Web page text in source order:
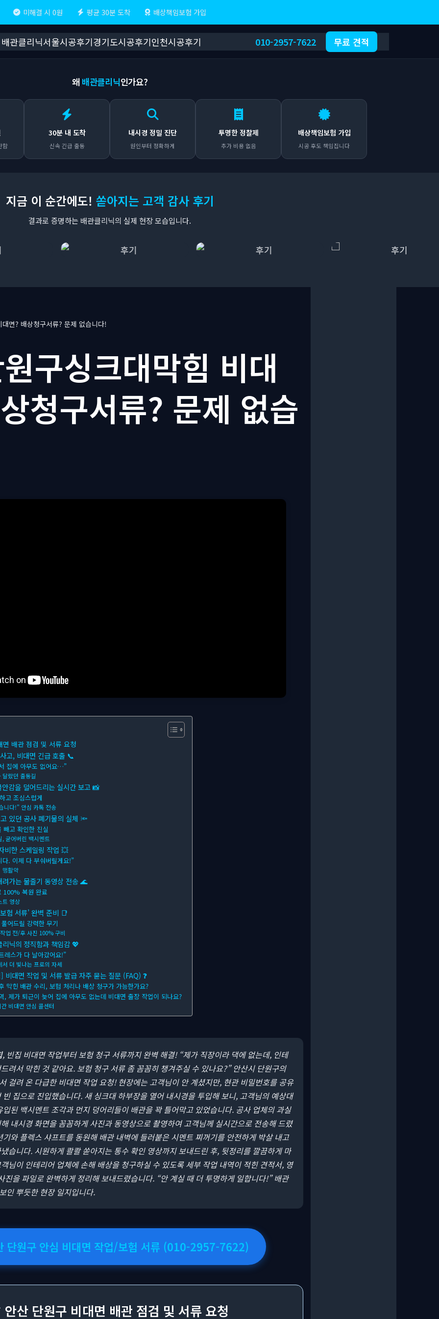
미해결 시 0원 평균 30분 도착 배상책임보험 가입
배관클리닉서울시공후기경기도시공후기인천시공후기 010-2957-7622 무료 견적
왜 배관클리닉인가요?
함
30분 내 도착
신속 긴급 출동
내시경 정밀 진단
원인부터 정확하게
투명한 정찰제
추가 비용 없음
배상책임보험 가입
시공 후도 책임집니다
지금 이 순간에도! 쏟아지는 고객 감사 후기
결과로 증명하는 배관클리닉의 실제 현장 모습입니다.
면? 배상청구서류? 문제 없습니다!
구싱크대막힘 비대
청구서류? 문제 없습
배관 점검 및 서류 요청
고, 비대면 긴급 호출 📞
집에 아무도 없어요…”
랐던 출동길
감을 덜어드리는 실시간 보고 📸
고 조심스럽게
니다!” 안심 카톡 전송
있던 공사 폐기물의 실체 🔦
빼고 확인한 진실
굳어버린 백시멘트
비한 스케일링 작업 💥
다. 이제 다 부숴버릴게요!”
맹활약
가는 물줄기 동영상 전송 🌊
100% 복원 완료
트 영상
험 서류’ 완벽 준비 📑
어드릴 강력한 무기
업 전/후 사진 100% 구비
닉의 정직함과 책임감 💖
레스가 다 날아갔어요!”
서 더 빛나는 프로의 자세
비대면 작업 및 서류 발급 자주 묻는 질문 (FAQ) ❓
막힌 배관 수리, 보험 처리나 배상 청구가 가능한가요?
, 제가 퇴근이 늦어 집에 아무도 없는데 비대면 출장 작업이 되나요?
비대면 안심 콜센터
, 빈집 비대면 작업부터 보험 청구 서류까지 완벽 해결! “제가 직장이라 댁에 없는데, 인테
려서 막힌 것 같아요. 보험 청구 서류 좀 꼼꼼히 챙겨주실 수 있나요?” 안산시 단원구의
걸려 온 다급한 비대면 작업 요청! 현장에는 고객님이 안 계셨지만, 현관 비밀번호를 공유
집으로 진입했습니다. 새 싱크대 하부장을 열어 내시경을 투입해 보니, 고객님의 예상대
된 백시멘트 조각과 먼지 덩어리들이 배관을 꽉 틀어막고 있었습니다. 공사 업체의 과실
내시경 화면을 꼼꼼하게 사진과 동영상으로 촬영하여 고객님께 실시간으로 전송해 드렸
와 플렉스 샤프트를 동원해 배관 내벽에 들러붙은 시멘트 찌꺼기를 안전하게 박살 내고
습니다. 시원하게 콸콸 쏟아지는 통수 확인 영상까지 보내드린 후, 뒷정리를 깔끔하게 마
님이 인테리어 업체에 손해 배상을 청구하실 수 있도록 세부 작업 내역이 적힌 견적서, 영
진을 파일로 완벽하게 정리해 보내드렸습니다. “안 계실 때 더 투명하게 일합니다!” 배관
인 뿌듯한 현장 일지입니다.
단원구 안심 비대면 작업/보험 서류 (010-2957-7622)
산 단원구 비대면 배관 점검 및 서류 요청